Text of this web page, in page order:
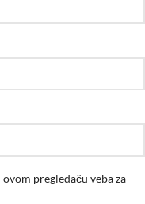
pregledaču veba za